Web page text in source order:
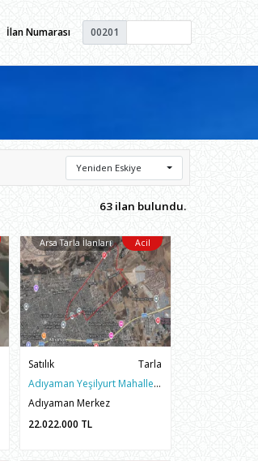
İlan Numarası 00201
Yeniden Eskiye
63 ilan bulundu.
Arsa Tarla İlanları Acil
Satılık
Tarla
Adıyaman Yeşilyurt Mahallesinde Malatya Cad Güneyinde Tarla
Adıyaman Merkez
22.022.000 TL